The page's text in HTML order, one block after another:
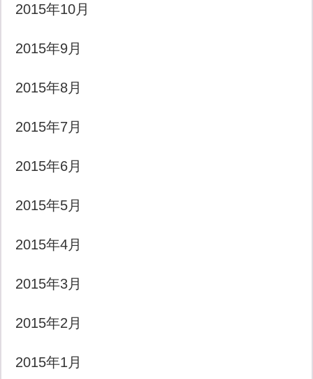
2015年10月
2015年9月
2015年8月
2015年7月
2015年6月
2015年5月
2015年4月
2015年3月
2015年2月
2015年1月